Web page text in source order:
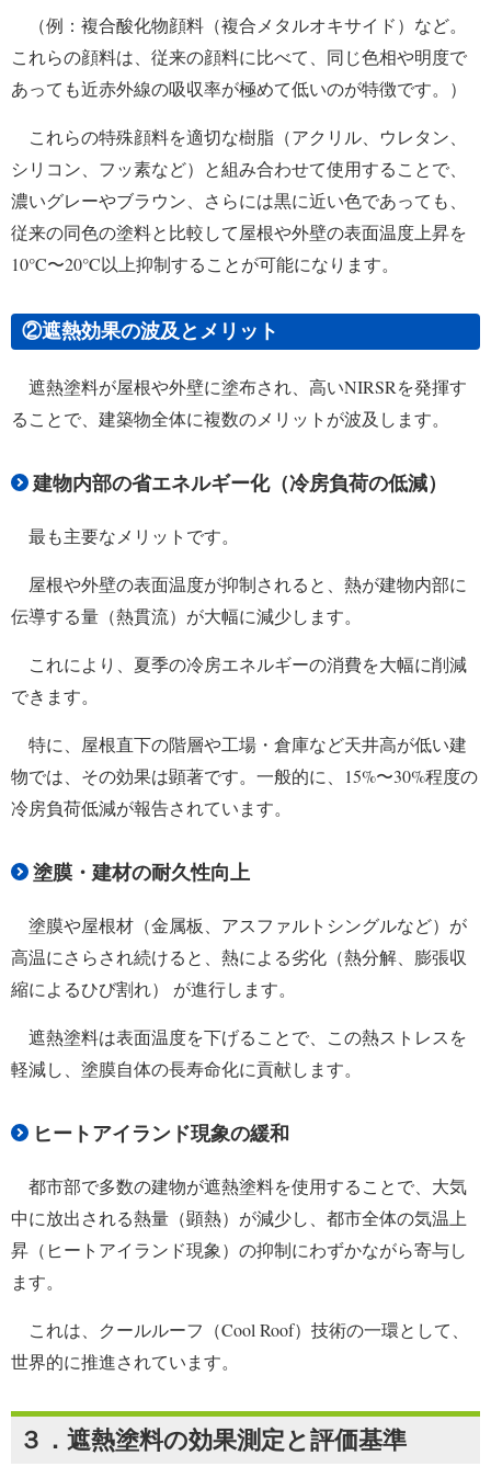
（例：複合酸化物顔料（複合メタルオキサイド）など。
これらの顔料は、従来の顔料に比べて、同じ色相や明度で
あっても近赤外線の吸収率が極めて低いのが特徴です。）
これらの特殊顔料を適切な樹脂（アクリル、ウレタン、
シリコン、フッ素など）と組み合わせて使用することで、
濃いグレーやブラウン、さらには黒に近い色であっても、
従来の同色の塗料と比較して屋根や外壁の表面温度上昇を
10°C〜20°C以上抑制することが可能になります。
②遮熱効果の波及とメリット
遮熱塗料が屋根や外壁に塗布され、高いNIRSRを発揮す
ることで、建築物全体に複数のメリットが波及します。
建物内部の省エネルギー化（冷房負荷の低減）
最も主要なメリットです。
屋根や外壁の表面温度が抑制されると、熱が建物内部に
伝導する量（熱貫流）が大幅に減少します。
これにより、夏季の冷房エネルギーの消費を大幅に削減
できます。
特に、屋根直下の階層や工場・倉庫など天井高が低い建
物では、その効果は顕著です。一般的に、15%〜30%程度の
冷房負荷低減が報告されています。
塗膜・建材の耐久性向上
塗膜や屋根材（金属板、アスファルトシングルなど）が
高温にさらされ続けると、熱による劣化（熱分解、膨張収
縮によるひび割れ） が進行します。
遮熱塗料は表面温度を下げることで、この熱ストレスを
軽減し、塗膜自体の長寿命化に貢献します。
ヒートアイランド現象の緩和
都市部で多数の建物が遮熱塗料を使用することで、大気
中に放出される熱量（顕熱）が減少し、都市全体の気温上
昇（ヒートアイランド現象）の抑制にわずかながら寄与し
ます。
これは、クールルーフ（Cool Roof）技術の一環として、
世界的に推進されています。
３．遮熱塗料の効果測定と評価基準